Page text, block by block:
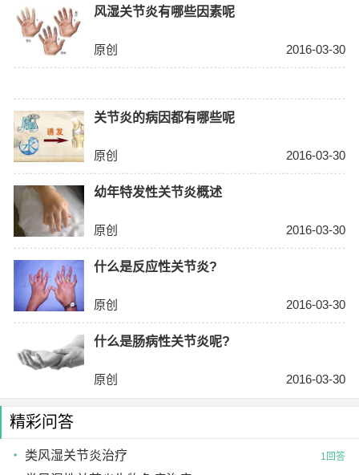
风湿关节炎有哪些因素呢
原创 2016-03-30
关节炎的病因都有哪些呢
原创 2016-03-30
幼年特发性关节炎概述
原创 2016-03-30
什么是反应性关节炎?
原创 2016-03-30
什么是肠病性关节炎呢?
原创 2016-03-30
精彩问答
类风湿关节炎治疗 1回答